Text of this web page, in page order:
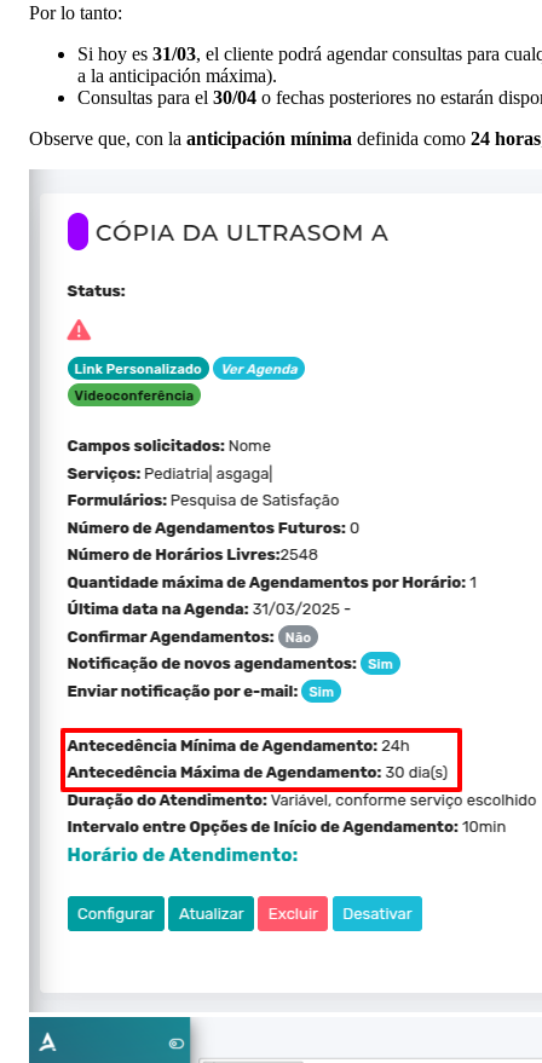
Por lo tanto:
Si hoy es 31/03, el cliente podrá agendar consultas para
a la anticipación máxima).
Consultas para el 30/04 o fechas posteriores no estarán
Observe que, con la anticipación mínima definida como 24 horas